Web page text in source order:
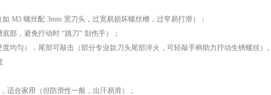
M3 螺丝配 3mm 宽刀头，过宽易损坏螺丝槽，过窄易打滑）；
部，避免拧动时 “跳刀” 划伤手）；
均匀），尾部可敲击（部分专业款刀头尾部淬火，可轻敲手柄助力拧动生锈螺丝）。
适合家用（但防滑性一般，出汗易滑）；